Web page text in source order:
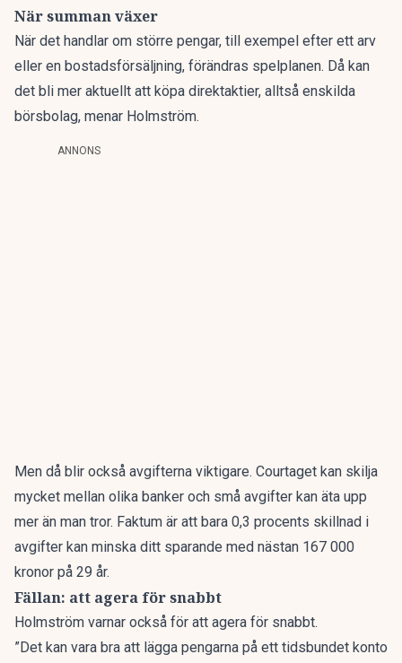
När summan växer
När det handlar om större pengar, till exempel efter ett arv
eller en bostadsförsäljning, förändras spelplanen. Då kan
det bli mer aktuellt att köpa direktaktier, alltså enskilda
börsbolag, menar Holmström.
ANNONS
Men då blir också avgifterna viktigare. Courtaget kan skilja
mycket mellan olika banker och små avgifter kan äta upp
mer än man tror. Faktum är att bara 0,3 procents skillnad i
avgifter kan minska ditt sparande med nästan 167 000
kronor på 29 år.
Fällan: att agera för snabbt
Holmström varnar också för att agera för snabbt.
”Det kan vara bra att lägga pengarna på ett tidsbundet konto